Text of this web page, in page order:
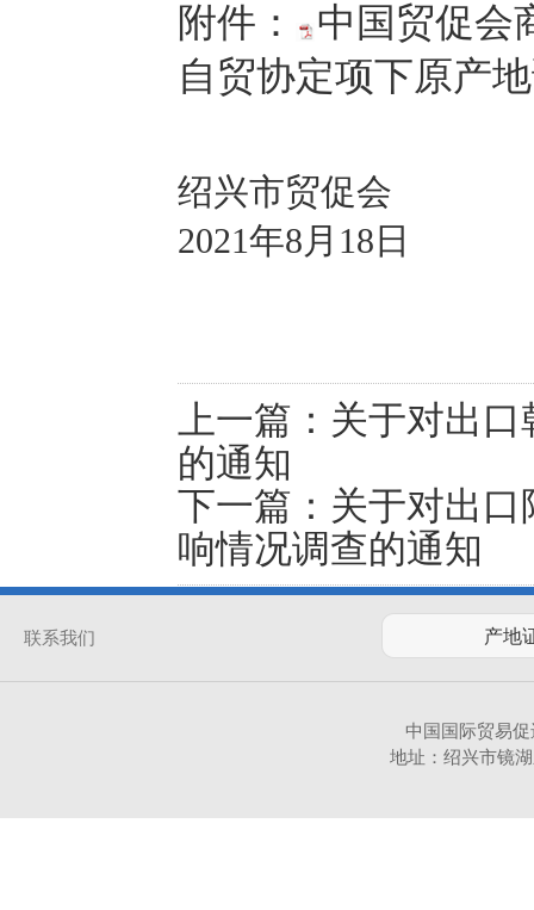
附件：
中国贸促会
自贸协定项下原产
绍兴市贸促会
2021年8月18日
上一篇： 关于对出
的通知
下一篇： 关于对出
响情况调查的通知
联系我们
中国国际贸易
地址：绍兴市镜